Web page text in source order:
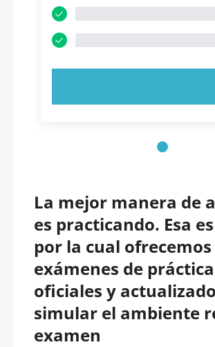
La mejor manera de
es practicando. Esa
por la cual ofrecemos
exámenes de
oficiales y
simular el ambiente
examen